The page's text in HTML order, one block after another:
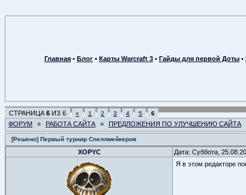
Главная • Блог • Карты Warcraft 3 • Гайды для первой Доты •
СТРАНИЦА 6 ИЗ 6 « 1 2 3 4 5 6
ФОРУМ » РАБОТА САЙТА » ПРЕДЛОЖЕНИЯ ПО УЛУЧШЕНИЮ САЙТА
[Решено] Первый турнир Спеллмейкеров
XOPYC Дата: Суббота,
Я в этом редакторе